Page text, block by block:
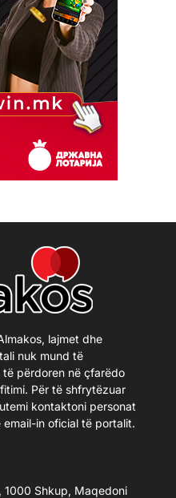
lajmet dhe
nuk mund të
përdoren në çfarëdo
Për të shfrytëzuar
kontaktoni personat
email-in oficial të portalit.
1000 Shkup, Maqedoni